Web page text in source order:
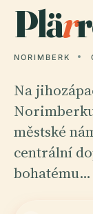
Plär
NORIMBERK
Na
městské
centrální
bohatému…